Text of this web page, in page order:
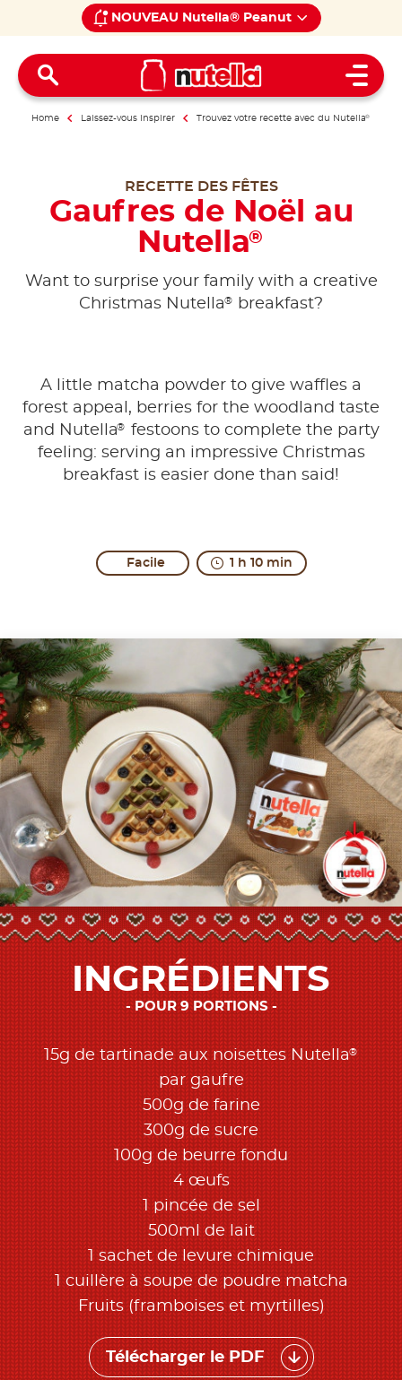
NOUVEAU Nutella® Peanut
Open
Home Laissez-vous inspirer Trouvez votre recette avec du Nutella®
RECETTE DES FÊTES
Gaufres de Noël au
Nutella®
Want to surprise your family with a creative
Christmas Nutella® breakfast?
A little matcha powder to give waffles a
forest appeal, berries for the woodland taste
and Nutella®
festoons to complete the party
feeling: serving an impressive Christmas
breakfast is easier done than said!
Facile 1 h 10 min
INGRÉDIENTS
POUR 9 PORTIONS
15g de tartinade aux noisettes Nutella®
par gaufre
500g de farine
300g de sucre
100g de beurre fondu
4 œufs
1 pincée de sel
500ml de lait
1 sachet de levure chimique
1 cuillère à soupe de poudre matcha
Fruits (framboises et myrtilles)
Télécharger le PDF